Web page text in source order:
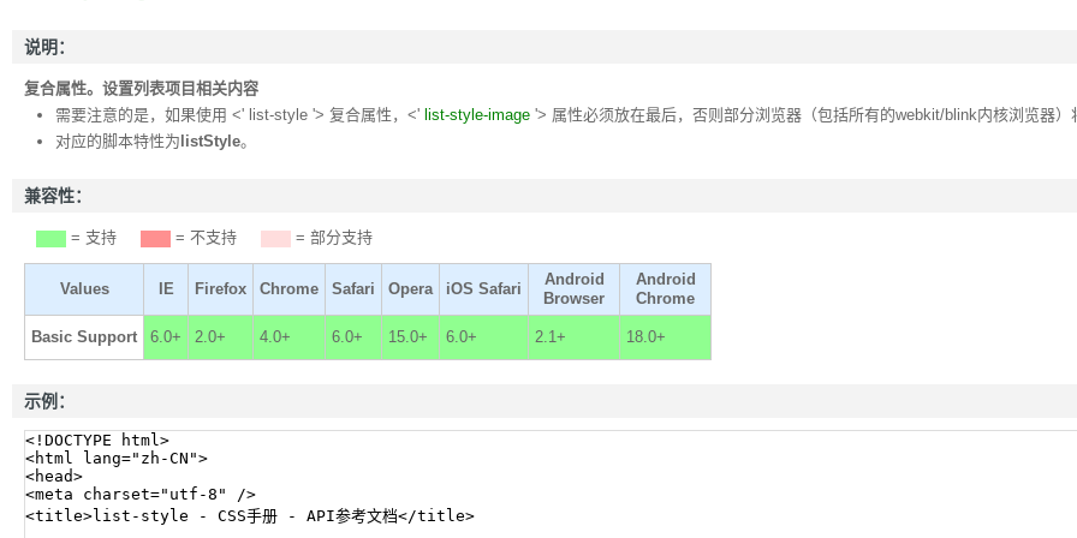
说明：
复合属性。设置列表项目相关内容
需要注意的是，如果使用 <' list-style '> 复合属性，<' list-style-image '> 属性必须放在最后，否则部分浏览器（包括所有的webkit/blink内核浏览器）
对应的脚本特性为 listStyle。
兼容性：
= 支持 = 不支持 = 部分支持
Values IE Firefox Chrome Safari Opera iOS Safari
Android
Browser
Android
Chrome
Basic Support 6.0+ 2.0+ 4.0+ 6.0+ 15.0+ 6.0+ 2.1+ 18.0+
示例：